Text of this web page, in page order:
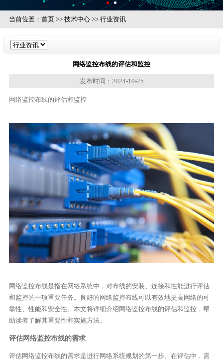
当前位置： 首页>> 技术中心>> 行业资讯
网络监控布线的评估和监控
发布时间：2024-10-25
网络监控布线的评估和监控
网络监控布线是指在网络系统中，对布线的安装、连接和性能进行评估
和监控的一项重要任务。良好的网络监控布线可以有效地提高网络的可
靠性、性能和安全性。本文将详细介绍网络监控布线的评估和监控，帮
助读者了解其重要性和实施方法。
评估网络监控布线的需求
评估网络监控布线的需求是进行网络系统规划的第一步。在评估中，需